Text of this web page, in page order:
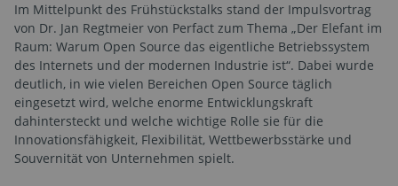
Im Mittelpunkt des Frühstückstalks stand der Impulsvortrag
von Dr. Jan Regtmeier von Perfact zum Thema „Der Elefant im
Raum: Warum Open Source das eigentliche Betriebssystem
des Internets und der modernen Industrie ist“. Dabei wurde
deutlich, in wie vielen Bereichen Open Source täglich
eingesetzt wird, welche enorme Entwicklungskraft
dahintersteckt und welche wichtige Rolle sie für die
Innovationsfähigkeit, Flexibilität, Wettbewerbsstärke und
Souvernität von Unternehmen spielt.